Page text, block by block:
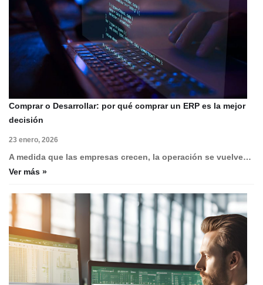
Comprar o Desarrollar: por qué comprar un ERP es la mejor
decisión
23 enero, 2026
A medida que las empresas crecen, la operación se vuelve…
Ver más »